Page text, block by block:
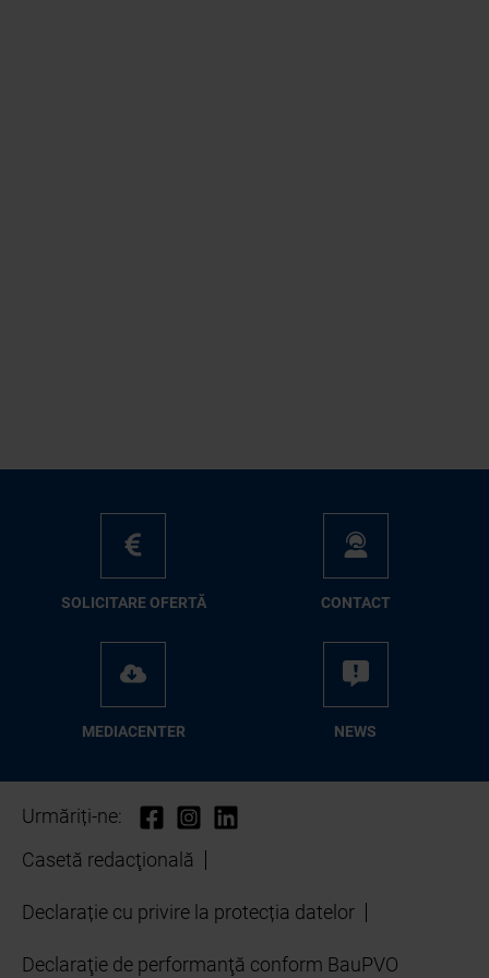
SO­LI­CI­TA­RE OFER­TĂ CON­TA­CT
ME­D­IA­CEN­TER NEWS
Urmăriți-ne:
Casetă redacţională
Declarație cu privire la protecția datelor
Declaraţie de performanţă conform BauPVO